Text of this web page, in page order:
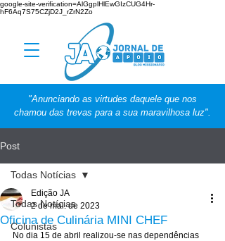
google-site-verification=AlGgplHlEwGIzCUG4Hr-
hF6Aq7S75CZjD2J_rZrN2Zo
"Anunciando as virtudes daquele que nos
chamou das trevas para a sua maravilhosa luz".
Post
Todas Notícias
Colunistas
Todas Notícias
Oficina de Culinária MINI CHEF
Edição JA
2 de mai. de 2023
No dia 15 de abril realizou-se nas dependências